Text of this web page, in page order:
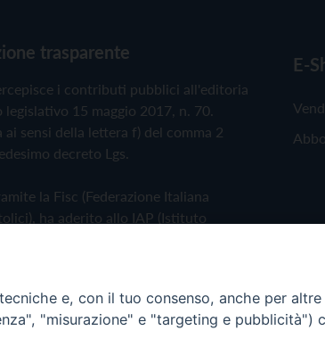
trasparente
i contributi pubblici all'editoria
15 maggio 2017, n. 70.
ai sensi della lettera f) del comma 2
decreto Lgs.
la Fisc (Federazione Italiana
ha aderito allo IAP (Istituto
Cookie Policy
E-
e, con il tuo consenso, anche per
"misurazione" e "targeting e pubblicità")